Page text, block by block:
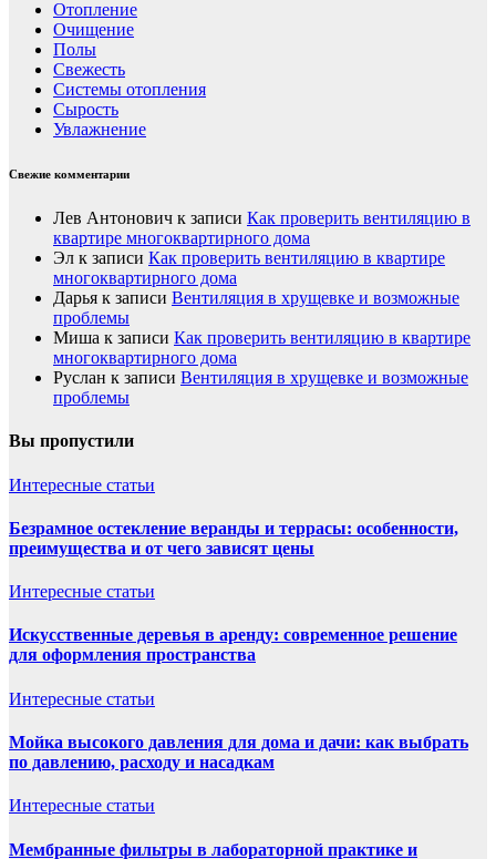
Отопление
Очищение
Полы
Свежесть
Системы отопления
Сырость
Увлажнение
Свежие комментарии
Лев Антонович к записи Как проверить вентиляцию в
квартире многоквартирного дома
Эл к записи Как проверить вентиляцию в квартире
многоквартирного дома
Дарья к записи Вентиляция в хрущевке и возможные
проблемы
Миша к записи Как проверить вентиляцию в квартире
многоквартирного дома
Руслан к записи Вентиляция в хрущевке и возможные
проблемы
Вы пропустили
Интересные статьи
Безрамное остекление веранды и террасы: особенности,
преимущества и от чего зависят цены
Интересные статьи
Искусственные деревья в аренду: современное решение
для оформления пространства
Интересные статьи
Мойка высокого давления для дома и дачи: как выбрать
по давлению, расходу и насадкам
Интересные статьи
Мембранные фильтры в лабораторной практике и